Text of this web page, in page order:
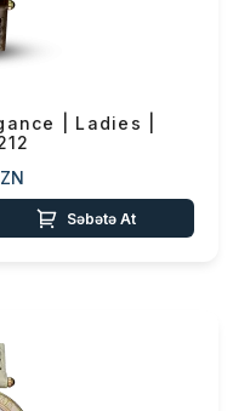
| Ladies |
Səbətə At